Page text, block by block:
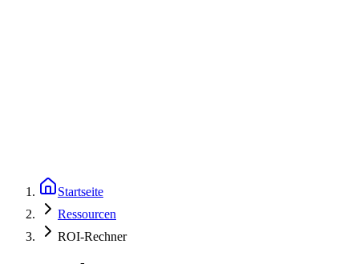
Startseite
Ressourcen
ROI-Rechner